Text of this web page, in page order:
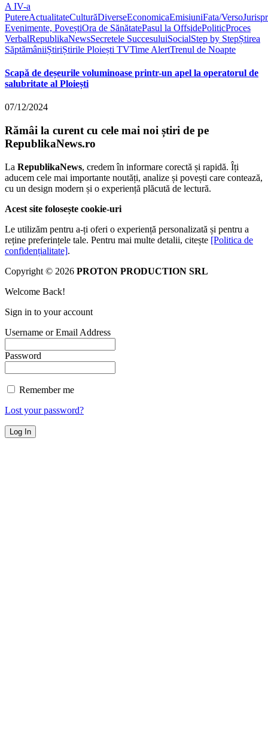
A IV-a
PutereActualitateCulturăDiverseEconomicaEmisiuniFata/Verso
Evenimente, PoveștiOra de SănătatePasul la OffsidePoliticProces
VerbalRepublikaNewsSecretele SuccesuluiSocialStep by StepȘtirea
SăptămâniiȘtiriȘtirile Ploiești TVTime AlertTrenul de Noapte
Scapă de deșeurile voluminoase printr-un apel la operatorul de
salubritate al Ploiești
07/12/2024
Rămâi la curent cu cele mai noi știri de pe
RepublikaNews.ro
La RepublikaNews, credem în informare corectă și rapidă. Îți
aducem cele mai importante noutăți, analize și povești care contează,
cu un design modern și o experiență plăcută de lectură.
Acest site folosește cookie-uri
Le utilizăm pentru a-ți oferi o experiență personalizată și pentru a
reține preferințele tale. Pentru mai multe detalii, citește [Politica de
confidențialitate].
Copyright © 2026 PROTON PRODUCTION SRL
Welcome Back!
Sign in to your account
Username or Email Address
Password
Remember me
Lost your password?